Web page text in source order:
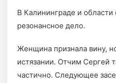
В Калининграде и
резонансное дело.
Женщина признала вину,
истязании. Отчим Сергей
частично. Следующее